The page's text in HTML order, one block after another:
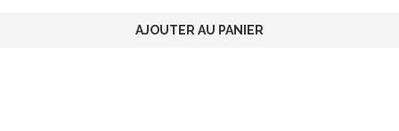
AJOUTER AU PANIER